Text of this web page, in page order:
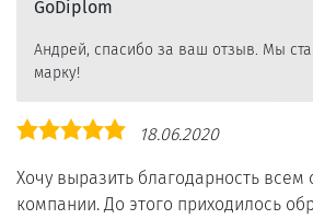
GoDiplom
Андрей, спасибо за ваш отзыв. Мы
марку!
Оценка
18.06.2020
Хочу выразить благодарность всем
компании. До этого приходилось